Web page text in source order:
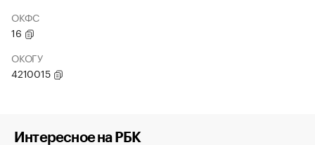
ОКФС
16
ОКОГУ
4210015
Интересное на РБК